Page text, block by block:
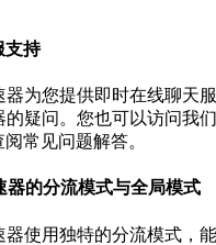
支持
器为您提供即时在线聊天
的疑问。您也可以访问我
阅常见问题解答。
器的分流模式与全局模式
器使用独特的分流模式，